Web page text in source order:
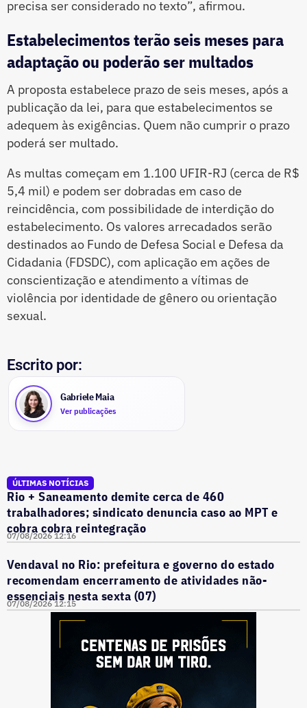
precisa ser considerado no texto”, afirmou.
Estabelecimentos terão seis meses para
adaptação ou poderão ser multados
A proposta estabelece prazo de seis meses, após a
publicação da lei, para que estabelecimentos se
adequem às exigências. Quem não cumprir o prazo
poderá ser multado.
As multas começam em 1.100 UFIR-RJ (cerca de R$
5,4 mil) e podem ser dobradas em caso de
reincidência, com possibilidade de interdição do
estabelecimento. Os valores arrecadados serão
destinados ao Fundo de Defesa Social e Defesa da
Cidadania (FDSDC), com aplicação em ações de
conscientização e atendimento a vítimas de
violência por identidade de gênero ou orientação
sexual.
Escrito por:
Gabriele Maia
Ver publicações
ÚLTIMAS NOTÍCIAS
Rio + Saneamento demite cerca de 460
trabalhadores; sindicato denuncia caso ao MPT e
cobra cobra reintegração
07/08/2026 12:16
Vendaval no Rio: prefeitura e governo do estado
recomendam encerramento de atividades não-
essenciais nesta sexta (07)
07/08/2026 12:15